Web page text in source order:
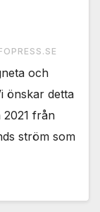
och
önskar detta
2021 från
ström som